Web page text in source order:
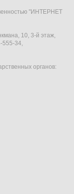
"ИНТЕРНЕТ
10, 3-й этаж,
555-34,
органов: